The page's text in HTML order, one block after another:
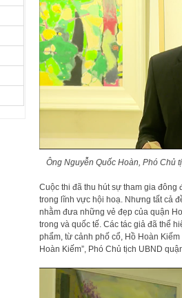
Ông Nguyễn Quốc Hoàn, Phó Chủ
Cuộc thi đã thu hút sự tham gia
trong lĩnh vực hội hoạ. Nhưng tất cả
nhằm đưa những vẻ đẹp của quận
trong và quốc tế. Các tác giả đã thể
phẩm, từ cảnh phố cổ, Hồ Hoàn
Hoàn Kiếm”, Phó Chủ tịch UBND